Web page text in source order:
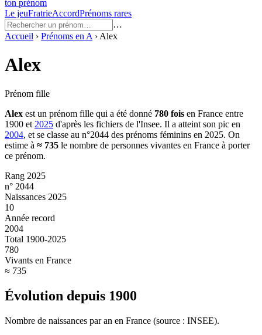
ton prénom
Le jeuFratrieAccordPrénoms rares
…
Accueil › Prénoms en A › Alex
Alex
Prénom fille
Alex est un prénom fille qui a été donné 780 fois en France entre
1900 et 2025 d'après les fichiers de l'Insee. Il a atteint son pic en
2004, et se classe au n°2044 des prénoms féminins en 2025. On
estime à ≈ 735 le nombre de personnes vivantes en France à porter
ce prénom.
Rang 2025
n° 2044
Naissances 2025
10
Année record
2004
Total 1900-2025
780
Vivants en France
≈ 735
Évolution depuis 1900
Nombre de naissances par an en France (source : INSEE).